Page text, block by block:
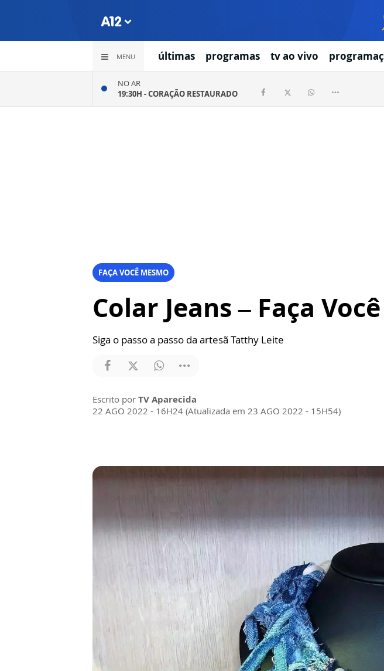
MENU últimas programas tv ao vivo
NO AR
19:30H -CORAÇÃO RESTAURADO
FAÇA VOCÊ MESMO
Colar Jeans – Faça
Siga o passo a passo da artesã Tatthy Leite
Escrito por TV Aparecida
22 AGO 2022 - 16H24 (Atualizada em 23 AGO 2022 - 15H54)